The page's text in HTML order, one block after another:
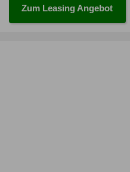
Zum Leasing Angebot